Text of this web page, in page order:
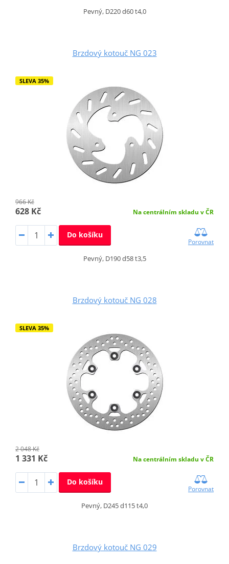
Pevný, D220 d60 t4,0
Brzdový kotouč NG 023
SLEVA 35%
966 Kč
628 Kč Na centrálním skladu v ČR
Do košíku
Porovnat
Pevný, D190 d58 t3,5
Brzdový kotouč NG 028
SLEVA 35%
2 048 Kč
1 331 Kč Na centrálním skladu v ČR
Do košíku
Porovnat
Pevný, D245 d115 t4,0
Brzdový kotouč NG 029